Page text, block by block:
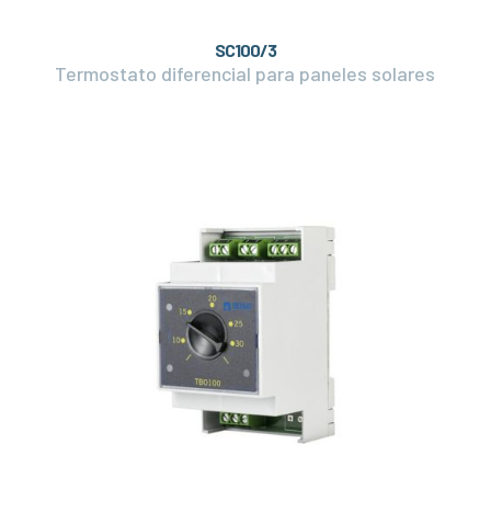
SC100/3
Termostato diferencial para paneles solares